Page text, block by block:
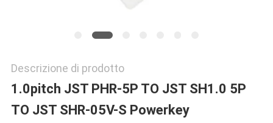
Descrizione di prodotto
1.0pitch JST PHR-5P TO JST SH1.0 5P
TO JST SHR-05V-S Powerkey